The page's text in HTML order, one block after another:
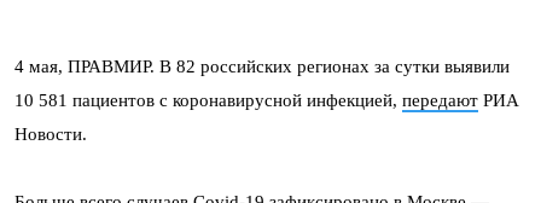
4 мая, ПРАВМИР. В 82 российских регионах за сутки выявили
10 581 пациентов с коронавирусной инфекцией, передают РИА
Новости.